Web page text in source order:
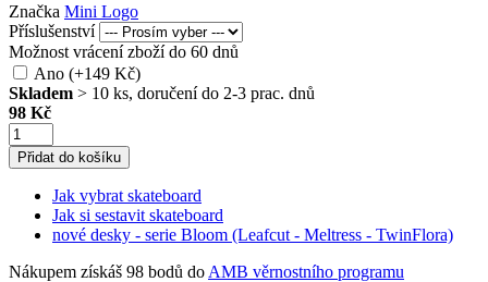
Značka Mini Logo
Příslušenství
Možnost vrácení zboží do 60 dnů
Ano (+149 Kč)
Skladem > 10 ks, doručení do 2-3 prac. dnů
98 Kč
Přidat do košíku
Jak vybrat skateboard
Jak si sestavit skateboard
nové desky - serie Bloom (Leafcut - Meltress - TwinFlora)
Nákupem získáš 98 bodů do AMB věrnostního programu